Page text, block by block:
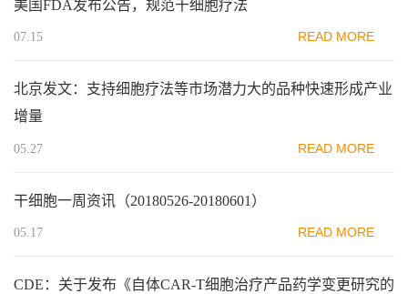
美国FDA发布公告，规范干细胞疗法
07.15 READ MORE
北京发文：支持细胞疗法等市场潜力大的品种快速形成产业
增量
05.27 READ MORE
干细胞一周资讯（20180526-20180601）
05.17 READ MORE
CDE：关于发布《自体CAR-T细胞治疗产品药学变更研究的